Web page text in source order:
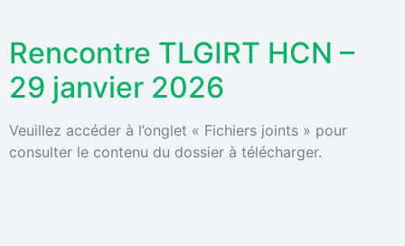
Rencontre TLGIRT HCN –
29 janvier 2026
Veuillez accéder à l’onglet « Fichiers joints » pour
consulter le contenu du dossier à télécharger.